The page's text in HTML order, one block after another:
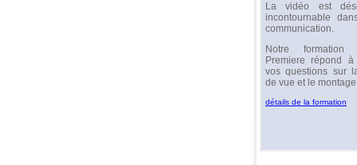
La vidéo est
incontournable
communication.
Notre formation
Premiere répond à
vos questions sur
de vue et le
détails de la formation